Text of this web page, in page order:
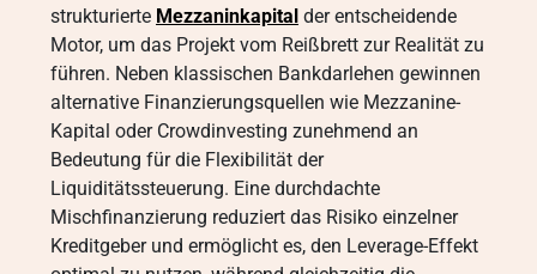
strukturierte Mezzaninkapital der entscheidende
Motor, um das Projekt vom Reißbrett zur Realität zu
führen. Neben klassischen Bankdarlehen gewinnen
alternative Finanzierungsquellen wie Mezzanine-
Kapital oder Crowdinvesting zunehmend an
Bedeutung für die Flexibilität der
Liquiditätssteuerung. Eine durchdachte
Mischfinanzierung reduziert das Risiko einzelner
Kreditgeber und ermöglicht es, den Leverage-Effekt